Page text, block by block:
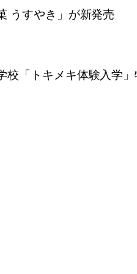
うすやき」が新発売
校「トキメキ体験入学